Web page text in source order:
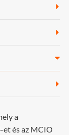
a
et és az MCIO